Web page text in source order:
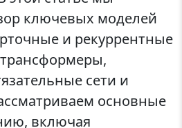
ключевых моделей
и рекуррентные
сети и
основные
включая